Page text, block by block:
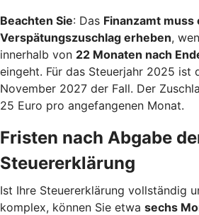
Beachten Sie: Das Finanzamt muss
Verspätungszuschlag erheben,
innerhalb von 22 Monaten nach
eingeht. Für das Steuerjahr 2025 ist
November 2027 der Fall. Der
25 Euro pro angefangenen Monat.
Fristen nach Abgabe
Steuererklärung
Ist Ihre Steuererklärung vollständig
komplex, können Sie etwa sechs